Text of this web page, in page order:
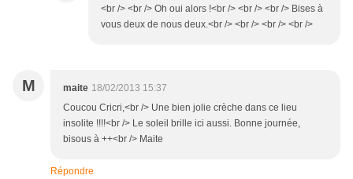
<br /> <br /> Oh oui alors !<br /> <br /> <br /> Bises à
vous deux de nous deux.<br /> <br /> <br /> <br />
M maite 18/02/2013 15:37
Coucou Cricri,<br /> Une bien jolie crèche dans ce lieu
insolite !!!!<br /> Le soleil brille ici aussi. Bonne journée,
bisous à ++<br /> Maite
Répondre